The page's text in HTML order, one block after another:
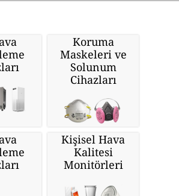
Koruma
Maskeleri ve
Solunum
Cihazları
Kişisel Hava
Kalitesi
Monitörleri